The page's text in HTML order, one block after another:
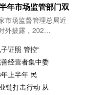
年市场监管部门双
市场监督管理总局近
外披露，202…
证照 管控“
经营者集中委
上半年 民
链打击行动 从